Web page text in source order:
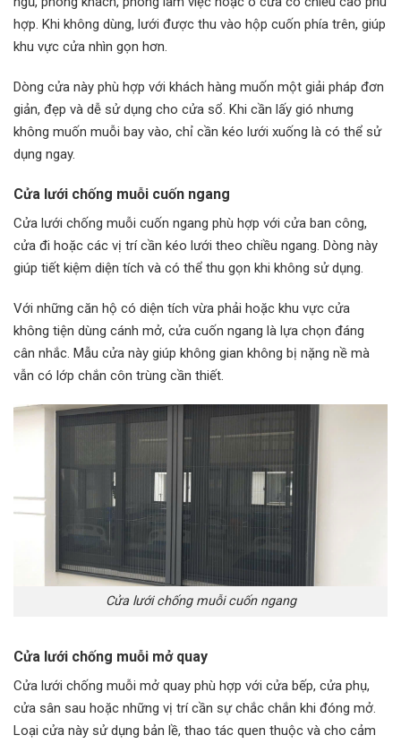
hợp. Khi không dùng, lưới được thu vào hộp cuốn phía trên, giúp
khu vực cửa nhìn gọn hơn.
Dòng cửa này phù hợp với khách hàng muốn một giải pháp đơn
giản, đẹp và dễ sử dụng cho cửa sổ. Khi cần lấy gió nhưng
không muốn muỗi bay vào, chỉ cần kéo lưới xuống là có thể sử
dụng ngay.
Cửa lưới chống muỗi cuốn ngang
Cửa lưới chống muỗi cuốn ngang phù hợp với cửa ban công,
cửa đi hoặc các vị trí cần kéo lưới theo chiều ngang. Dòng này
giúp tiết kiệm diện tích và có thể thu gọn khi không sử dụng.
Với những căn hộ có diện tích vừa phải hoặc khu vực cửa
không tiện dùng cánh mở, cửa cuốn ngang là lựa chọn đáng
cân nhắc. Mẫu cửa này giúp không gian không bị nặng nề mà
vẫn có lớp chắn côn trùng cần thiết.
Cửa lưới chống muỗi cuốn ngang
Cửa lưới chống muỗi mở quay
Cửa lưới chống muỗi mở quay phù hợp với cửa bếp, cửa phụ,
cửa sân sau hoặc những vị trí cần sự chắc chắn khi đóng mở.
Loại cửa này sử dụng bản lề, thao tác quen thuộc và cho cảm